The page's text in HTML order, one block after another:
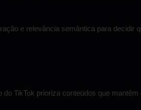
e relevância semântica para
TikTok prioriza conteúdos que